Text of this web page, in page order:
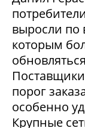
выросли по
которым
порог
особенно
Крупные